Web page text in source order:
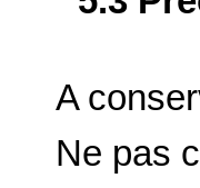
A
Ne pas